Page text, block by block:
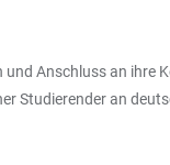
Anschluss an ihre
Studierender an